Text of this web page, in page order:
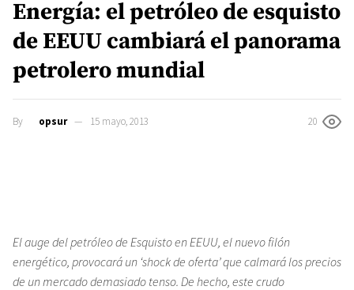
Energía: el petróleo de esquisto
de EEUU cambiará el panorama
petrolero mundial
By opsur 15 mayo, 2013 20
El auge del petróleo de Esquisto en EEUU, el nuevo filón
energético, provocará un ‘shock de oferta’ que calmará los precios
de un mercado demasiado tenso. De hecho, este crudo